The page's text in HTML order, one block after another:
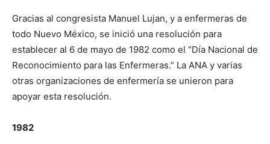
Gracias al congresista Manuel Lujan, y a enfermeras de
todo Nuevo México, se inició una resolución para
establecer al 6 de mayo de 1982 como el “Día Nacional de
Reconocimiento para las Enfermeras.” La ANA y varias
otras organizaciones de enfermería se unieron para
apoyar esta resolución.
1982